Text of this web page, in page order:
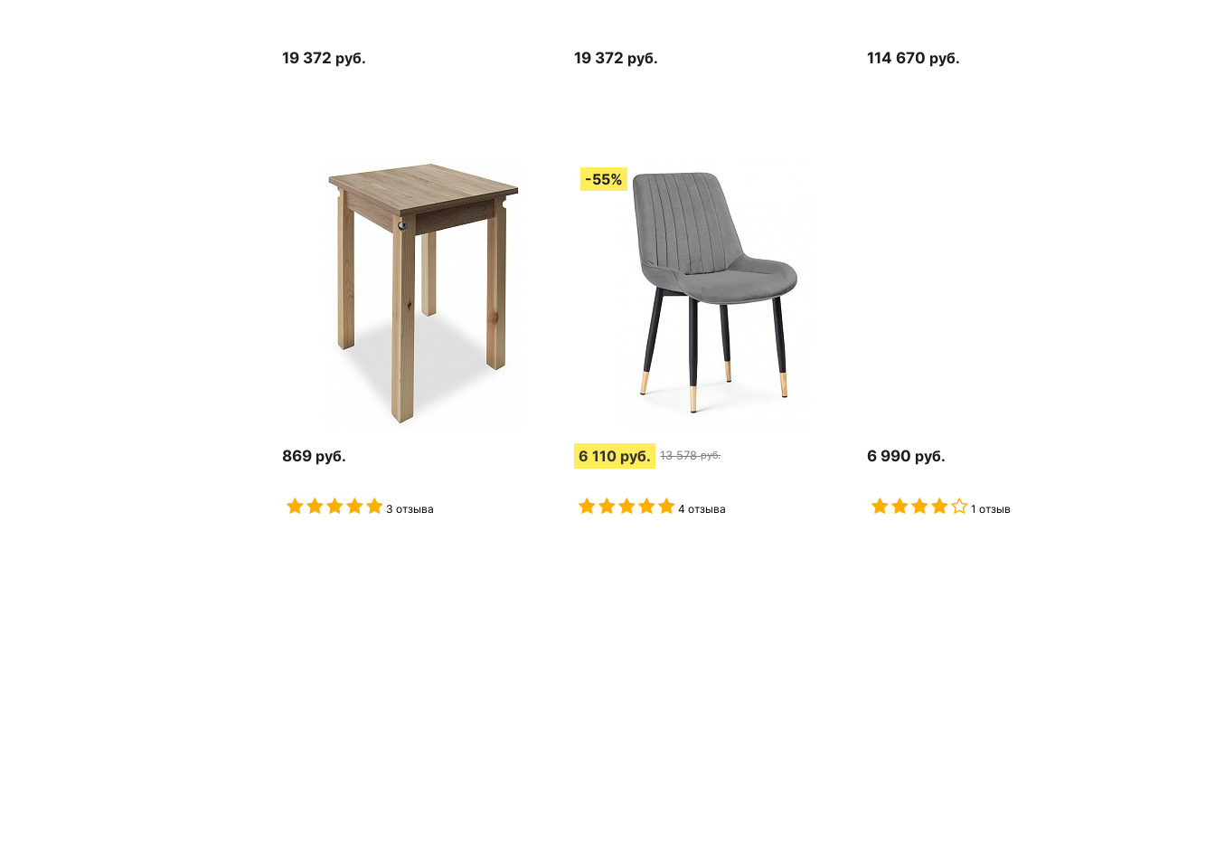
19 372 руб. 19 372 руб. 114 670 руб.
869 руб.
3 отзыва
6 110 руб. 13 578 руб.
4 отзыва
6 990 руб.
1 отзыв